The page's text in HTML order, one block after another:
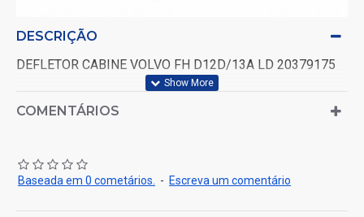
DESCRIÇÃO
DEFLETOR CABINE VOLVO FH D12D/13A LD 20379175
COMENTÁRIOS
Baseada em 0 cometários. - Escreva um comentário